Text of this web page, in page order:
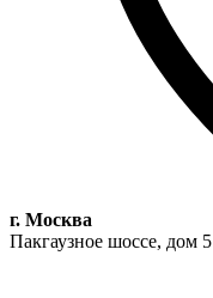
г. Москва
Пакгаузное шоссе, дом 5